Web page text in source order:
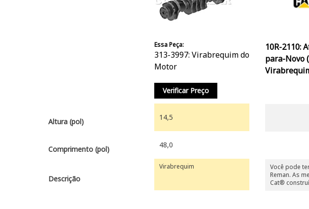
Altura (pol)
Comprimento (pol)
Descrição
Essa Peça:
313-3997: Virabrequim do
Motor
Verificar Preço
14,5
48,0
Virabrequim
10R-2110:
para-Novo
Você pode
Reman. As
Cat®